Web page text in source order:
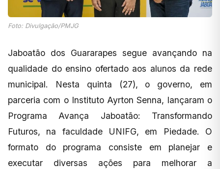
Foto: Divulgação/PMJG
Jaboatão dos Guararapes segue avançando na
qualidade do ensino ofertado aos alunos da rede
municipal. Nesta quinta (27), o governo, em
parceria com o Instituto Ayrton Senna, lançaram o
Programa Avança Jaboatão: Transformando
Futuros, na faculdade UNIFG, em Piedade. O
formato do programa consiste em planejar e
executar diversas ações para melhorar a